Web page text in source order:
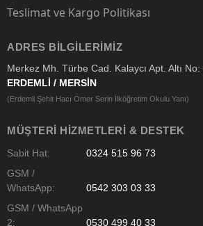
Teslimat ve Kargo Politikası
ADRES BILGILERIMIZ
Merkez Mh. Türbe Cad. Kalaycı Apt. Altı No:
ERDEMLİ / MERSİN
(Erdemli Şehit Hacı Ömer Serin İlköğretim Okulu Yanı)
MÜŞTERI HIZMETLERI & DESTEK
Sabit Hat:
0324 515 96 73
GSM /
WhatsApp:
0542 303 03 33
GSM / WhatsApp
2:
0530 499 40 33